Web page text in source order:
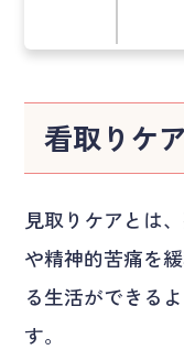
看取りケ
見取りケアとは
や精神的苦痛を
る生活ができる
す。